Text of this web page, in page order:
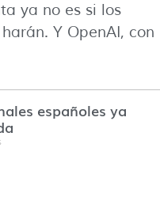
ya no es si los
Y OpenAI, con
españoles ya